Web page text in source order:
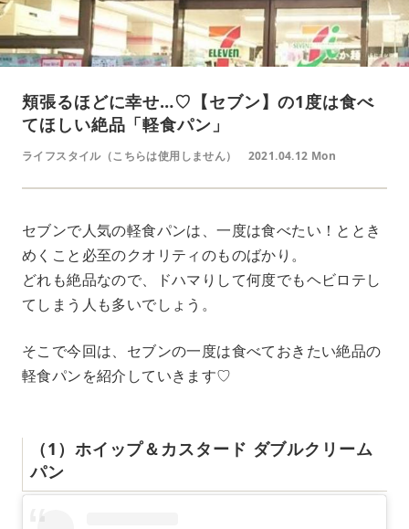
頬張るほどに幸せ…♡【セブン】の1度は食べ
てほしい絶品「軽食パン」
ライフスタイル（こちらは使用しません） 2021.04.12 Mon
セブンで人気の軽食パンは、一度は食べたい！ととき
めくこと必至のクオリティのものばかり。
どれも絶品なので、ドハマりして何度でもヘビロテし
てしまう人も多いでしょう。
そこで今回は、セブンの一度は食べておきたい絶品の
軽食パンを紹介していきます♡
（1）ホイップ＆カスタード ダブルクリーム
パン